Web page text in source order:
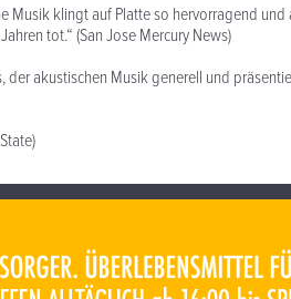
Musik klingt auf Platte so hervorragend
tot.“ (San Jose Mercury News)
der akustischen Musik generell und